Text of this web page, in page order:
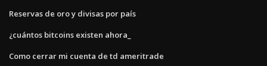
Reservas de oro y divisas por país
¿cuántos bitcoins existen ahora_
Como cerrar mi cuenta de td ameritrade